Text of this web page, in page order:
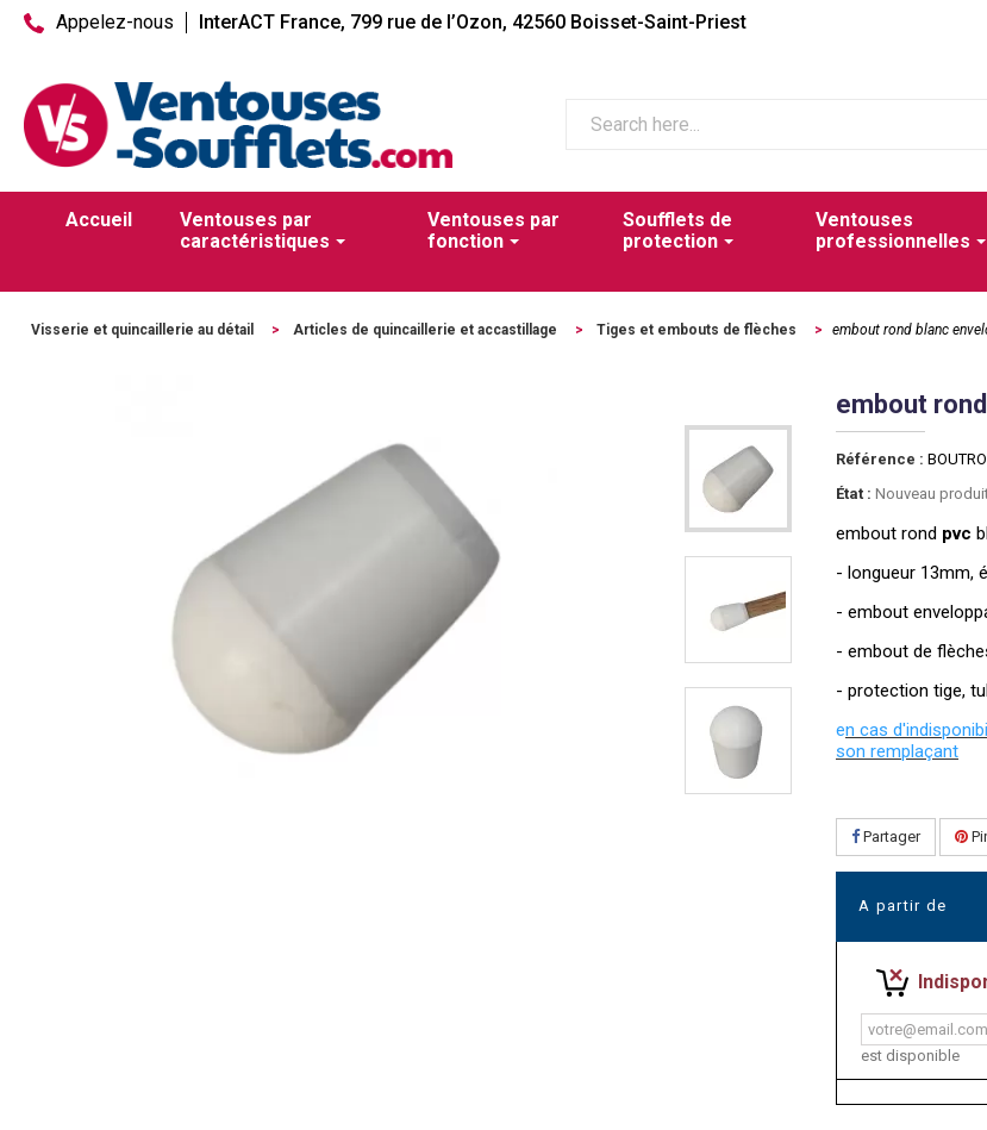
Appelez-nous InterACT France, 799 rue de l’Ozon, 42560 Boisset-Saint-Priest
Accueil
Ventouses par
caractéristiques
Ventouses par
fonction
Soufflets de
protection
Ventouses
professionnelles
Visserie et quincaillerie au détail > Articles de quincaillerie et accastillage > Tiges et embouts de flèches > embout rond blanc
embout
Référence :
État : Nouveau
embout rond pvc
- longueur 13mm,
- embout
- embout de
- protection tige,
en cas
son remplaçant
Partager
A partir de
est disponible